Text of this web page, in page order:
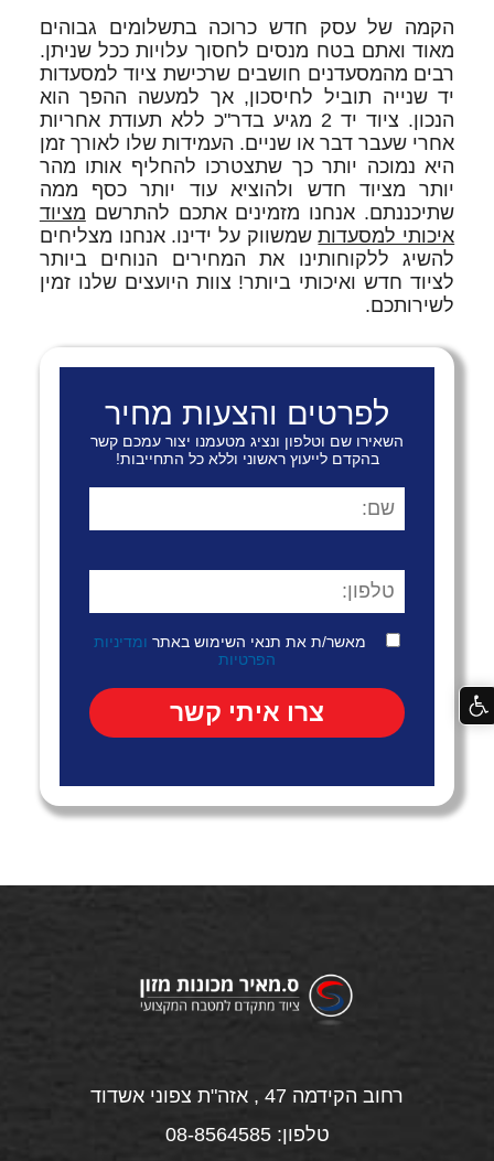
הקמה של עסק חדש כרוכה בתשלומים גבוהים
מאוד ואתם בטח מנסים לחסוך עלויות ככל שניתן.
רבים מהמסעדנים חושבים שרכישת ציוד למסעדות
יד שנייה תוביל לחיסכון, אך למעשה ההפך הוא
הנכון. ציוד יד 2 מגיע בדר"כ ללא תעודת אחריות
אחרי שעבר דבר או שניים. העמידות שלו לאורך זמן
היא נמוכה יותר כך שתצטרכו להחליף אותו מהר
יותר מציוד חדש ולהוציא עוד יותר כסף ממה
שתיכננתם. אנחנו מזמינים אתכם להתרשם מציוד
איכותי למסעדותשמשווק על ידינו. אנחנו מצליחים
להשיג ללקוחותינו את המחירים הנוחים ביותר
לציוד חדש ואיכותי ביותר! צוות היועצים שלנו זמין
לשירותכם.
לפרטים והצעות מחיר
השאירו שם וטלפון ונציג מטעמנו יצור עמכם קשר
בהקדם לייעוץ ראשוני וללא כל התחייבות!
מאשר/ת את תנאי השימוש באתר ומדיניות
הפרטיות
רחוב הקידמה 47 , אזה"ת צפוני אשדוד
טלפון: 08-8564585